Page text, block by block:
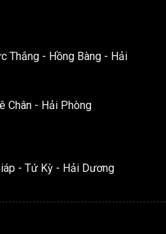
Thắng - Hồng Bàng - Hải
Chân - Hải Phòng
- Tứ Kỳ - Hải Dương